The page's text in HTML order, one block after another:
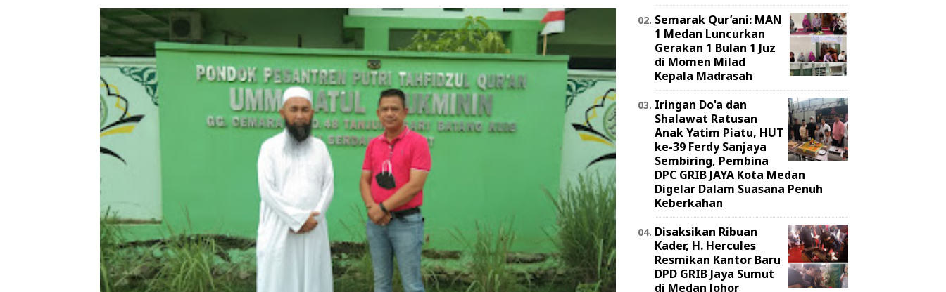
Semarak Qur’ani: MAN
1 Medan Luncurkan
Gerakan 1 Bulan 1 Juz
di Momen Milad
Kepala Madrasah
Iringan Do'a dan
Shalawat Ratusan
Anak Yatim Piatu, HUT
ke-39 Ferdy Sanjaya
Sembiring, Pembina
DPC GRIB JAYA Kota Medan
Digelar Dalam Suasana Penuh
Keberkahan
Disaksikan Ribuan
Kader, H. Hercules
Resmikan Kantor Baru
DPD GRIB Jaya Sumut
di Medan Johor